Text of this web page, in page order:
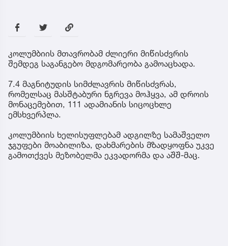
კოლუმბიის მთავრობამ ძლიერი მიწისძვრის
შემდეგ საგანგებო მდგომარეობა გამოაცხადა.
7.4 მაგნიტუდის სიმძლავრის მიწისძვრას,
რომელსაც მასშტაბური ნგრევა მოჰყვა, ამ დროის
მონაცემებით, 111 ადამიანის სიცოცხლე
ემსხვერპლა.
კოლუმბიის ხელისუფლებამ ადგილზე სამაშველო
ჯგუფები მოაბილიზა, დახმარების მზადყოფნა უკვე
გამოთქვეს მეზობელმა ეკვადორმა და აშშ-მაც.